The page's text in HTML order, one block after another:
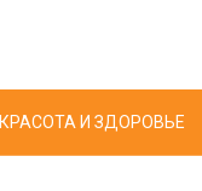
КРАСОТА И ЗДОРОВЬЕ